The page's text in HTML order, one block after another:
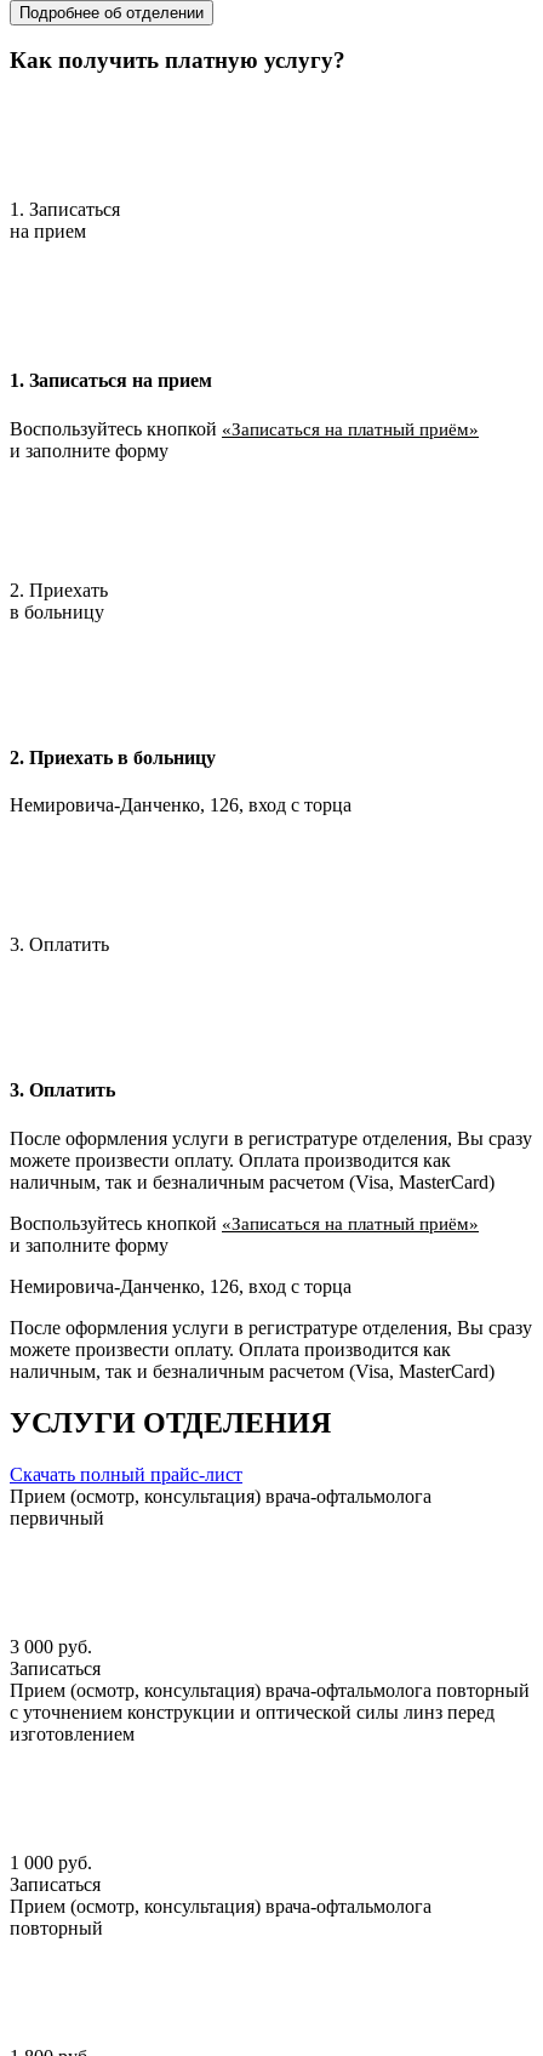
Подробнее об отделении
Как получить платную услугу?
1. Записаться
на прием
1. Записаться на прием
Воспользуйтесь кнопкой «Записаться на платный приём»
и заполните форму
2. Приехать
в больницу
2. Приехать в больницу
Немировича-Данченко, 126, вход с торца
3. Оплатить
3. Оплатить
После оформления услуги в регистратуре отделения, Вы сразу
можете произвести оплату. Оплата производится как
наличным, так и безналичным расчетом (Visa, MasterCard)
Воспользуйтесь кнопкой «Записаться на платный приём»
и заполните форму
Немировича-Данченко, 126, вход с торца
После оформления услуги в регистратуре отделения, Вы сразу
можете произвести оплату. Оплата производится как
наличным, так и безналичным расчетом (Visa, MasterCard)
УСЛУГИ ОТДЕЛЕНИЯ
Скачать полный прайс-лист
Прием (осмотр, консультация) врача-офтальмолога
первичный
3 000 руб.
Записаться
Прием (осмотр, консультация) врача-офтальмолога повторный
с уточнением конструкции и оптической силы линз перед
изготовлением
1 000 руб.
Записаться
Прием (осмотр, консультация) врача-офтальмолога
повторный